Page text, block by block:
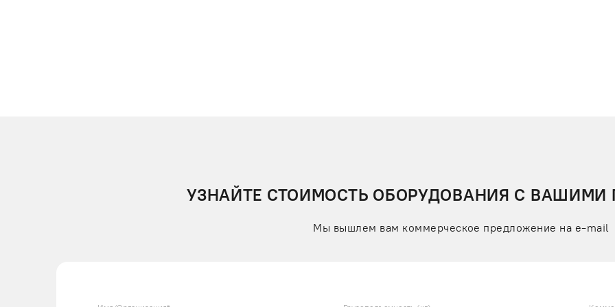
УЗНАЙТЕ СТОИМОСТЬ ОБОРУДОВАНИЯ С ВАШИМИ
Мы вышлем вам коммерческое предложение на e-mail